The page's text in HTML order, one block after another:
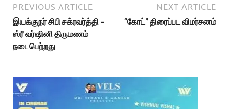
PREVIOUS ARTICLE
இயக்குநர் சிபி சக்ரவர்த்தி –
ஸ்ரீ வர்ஷினி திருமணம்
நடைபெற்றது
NEXT ARTICLE
“கோட்” திரைப்பட விமர்சனம்